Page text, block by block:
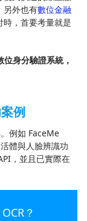
另外也有數位金融
時，首要考量就是
身分驗證系統，
例
例如 FaceMe
體與人臉辨識功
，並且已實際在
？